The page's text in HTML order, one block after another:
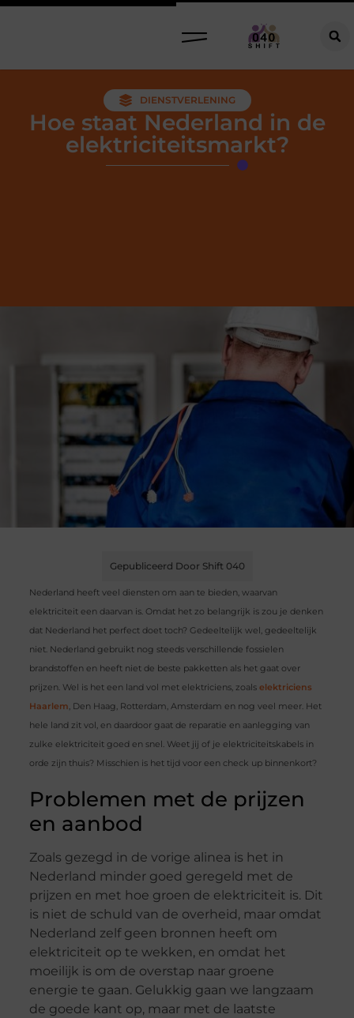
DIENSTVERLENING
Hoe staat Nederland in de
elektriciteitsmarkt?
Gepubliceerd Door Shift 040
Nederland heeft veel diensten om aan te bieden, waarvan
elektriciteit een daarvan is. Omdat het zo belangrijk is zou je denken
dat Nederland het perfect doet toch? Gedeeltelijk wel, gedeeltelijk
niet. Nederland gebruikt nog steeds verschillende fossielen
brandstoffen en heeft niet de beste pakketten als het gaat over
prijzen. Wel is het een land vol met elektriciens, zoalselektriciens
Haarlem, Den Haag, Rotterdam, Amsterdam en nog veel meer. Het
hele land zit vol, en daardoor gaat de reparatie en aanlegging van
zulke elektriciteit goed en snel. Weet jij of je elektriciteitskabels in
orde zijn thuis? Misschien is het tijd voor een check up binnenkort?
Problemen met de prijzen
en aanbod
Zoals gezegd in de vorige alinea is het in
Nederland minder goed geregeld met de
prijzen en met hoe groen de elektriciteit is. Dit
is niet de schuld van de overheid, maar omdat
Nederland zelf geen bronnen heeft om
elektriciteit op te wekken, en omdat het
moeilijk is om de overstap naar groene
energie te gaan. Gelukkig gaan we langzaam
de goede kant op, maar met de laatste